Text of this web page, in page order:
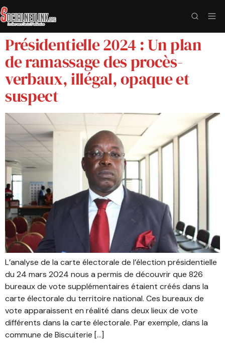
Présidentielle 2024 : Un plan
de ramassage des procès-
verbaux, illégal, opaque et
suspect
L’analyse de la carte électorale de l’élection présidentielle
du 24 mars 2024 nous a permis de découvrir que 826
bureaux de vote supplémentaires étaient créés dans la
carte électorale du territoire national. Ces bureaux de
vote apparaissent en réalité dans deux lieux de vote
différents dans la carte électorale. Par exemple, dans la
commune de Biscuiterie […]